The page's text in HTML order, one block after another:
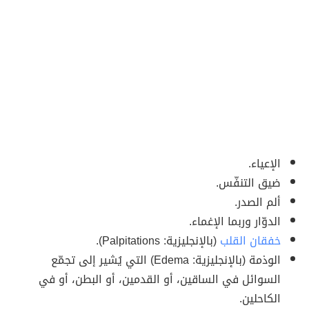
الإعياء.
ضيق التنفّس.
ألم الصدر.
الدوّار وربما الإغماء.
خفقان القلب(بالإنجليزية: Palpitations).
الوذمة (بالإنجليزية: Edema) التي يُشير إلى تجمّع
السوائل في الساقين، أو القدمين، أو البطن، أو في
الكاحلين.